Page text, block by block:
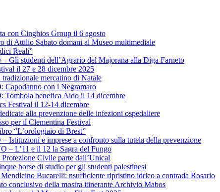
con Cinghios Group il 6 agosto
di Attilio Sabato domani al Museo multimediale
Reali”
Gli studenti dell’Agrario del Majorana alla Diga Farneto
il 27 e 28 dicembre 2025
mercatino di Natale
con i Negramaro
benefica Aido il 14 dicembre
Festival il 12-14 dicembre
alla prevenzione delle infezioni ospedaliere
per il Clementina Festival
“L’orologiaio di Brest”
e imprese a confronto sulla tutela della prevenzione
L’11 e il 12 la Sagra del Fungo
Civile parte dall’Unical
borse di studio per gli studenti palestinesi
Bucarelli: nsufficiente ripristino idrico a contrada Rosario
conclusivo della mostra itinerante Archivio Mabos